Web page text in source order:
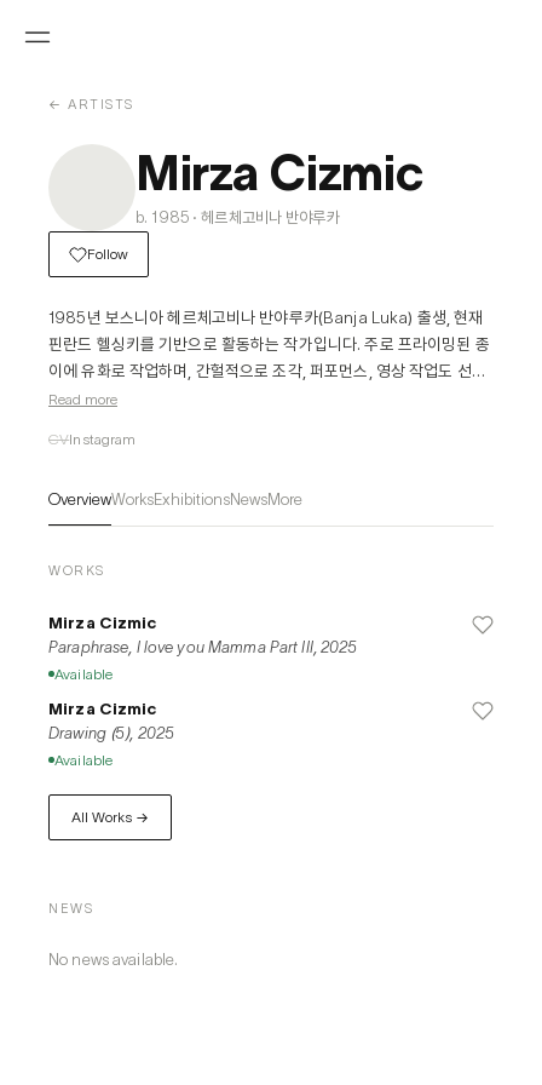
← ARTISTS
Mirza Cizmic
b. 1985 · 헤르체고비나 반야루카
Follow
1985년 보스니아 헤르체고비나 반야루카(Banja Luka) 출생, 현재
핀란드 헬싱키를 기반으로 활동하는 작가입니다. 주로 프라이밍된 종
이에 유화로 작업하며, 간헐적으로 조각, 퍼포먼스, 영상 작업도 선보
입니다.
Cizmic의 예술은 개인의 기억과 경험에서 출발합니다. 그는 세상을
니다. 그의 작업 언어는 두 가지로 나뉘는데, 하나는 객관적이고 형식
적인 것이며, 다른 하나는 작가 개인의 본능적 감수성에서 비롯된 주
그는 예술과 삶, 사회, 그리고 행동주의 사이의 경계를 인식하며, 예술
가로서 자신의 위치를 끊임없이 질문합니다. 이를 통해 정치적 관점을
질적인 시선을 제안합니다.
Read more
CVInstagram
OverviewWorksExhibitionsNewsMore
WORKS
Mirza Cizmic
Paraphrase, I love you Mamma Part III, 2025
Available
Mirza Cizmic
Drawing (5), 2025
Available
All Works →
NEWS
No news available.